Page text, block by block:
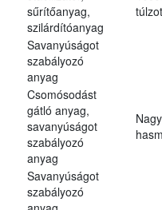
sűrítőanyag,
szilárdítóanyag
Savanyúságot
szabályozó
anyag
Csomósodást
gátló anyag,
savanyúságot
szabályozó
anyag
Savanyúságot
szabályozó